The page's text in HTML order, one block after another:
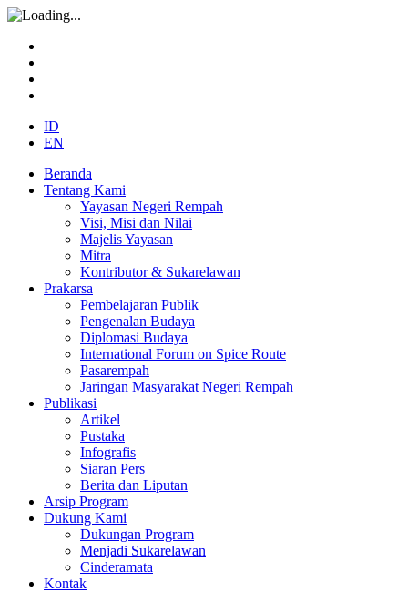
ID
EN
Beranda
Tentang Kami
Yayasan Negeri Rempah
Visi, Misi dan Nilai
Majelis Yayasan
Mitra
Kontributor & Sukarelawan
Prakarsa
Pembelajaran Publik
Pengenalan Budaya
Diplomasi Budaya
International Forum on Spice Route
Pasarempah
Jaringan Masyarakat Negeri Rempah
Publikasi
Artikel
Pustaka
Infografis
Siaran Pers
Berita dan Liputan
Arsip Program
Dukung Kami
Dukungan Program
Menjadi Sukarelawan
Cinderamata
Kontak